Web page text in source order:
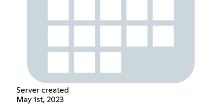
Server created
May 1st, 2023